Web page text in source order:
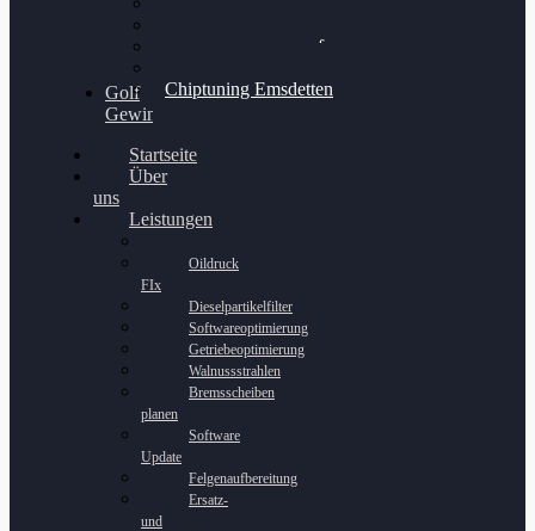
Chiptuning Schüttorf
Chiptuning Emsdetten
Golf
Gewinnspiel
Startseite
Über
uns
Leistungen
Oildruck
FIx
Dieselpartikelfilter
Softwareoptimierung
Getriebeoptimierung
Walnussstrahlen
Bremsscheiben
planen
Software
Update
Felgenaufbereitung
Ersatz-
und